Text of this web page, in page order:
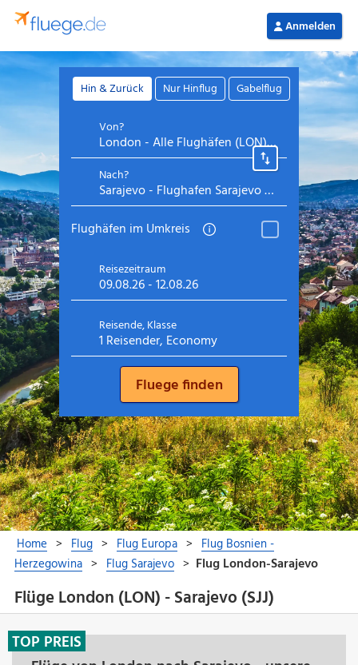
Flüge London (LON) - Sarajevo (SJJ)
TOP PREIS